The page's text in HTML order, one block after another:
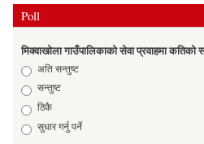
Poll
मिक्वाखोला गाउँपालिकाको सेवा प्रवाहमा कतिको
Choicesअति सन्तुष्ट
सन्तुष्ट
ठिकै
सुधार गर्नु पर्ने